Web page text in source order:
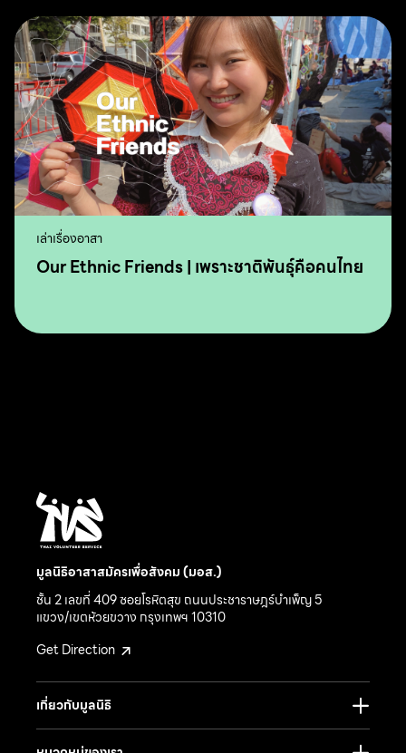
เล่าเรื่องอาสา
Our Ethnic Friends | เพราะชาติพันธุ์คือคนไทย
มูลนิธิอาสาสมัครเพื่อสังคม (มอส.)
ชั้น 2 เลขที่ 409 ซอยโรหิตสุข ถนนประชาราษฎร์บำเพ็ญ 5
แขวง/เขตห้วยขวาง กรุงเทพฯ 10310
Get Direction
เกี่ยวกับมูลนิธิ